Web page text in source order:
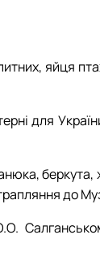
яйця
для
беркута,
до